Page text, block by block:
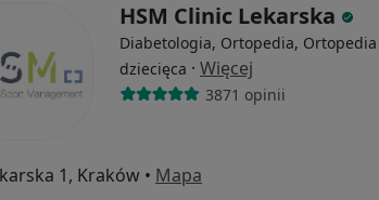
HSM Clinic Lekarska
Diabetologia, Ortopedia, Ortopedia
dziecięca · Więcej
3871 opinii
1, Kraków • Mapa